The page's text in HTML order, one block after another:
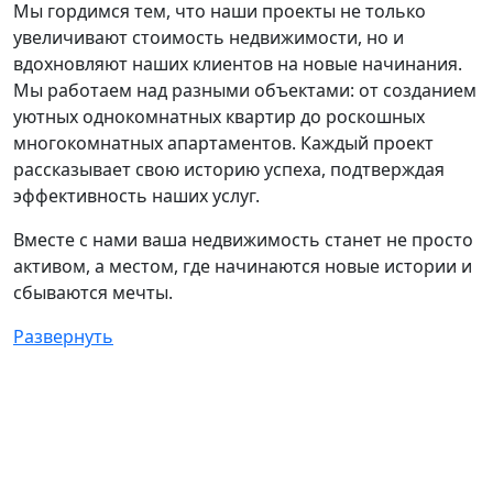
Мы гордимся тем, что наши проекты не только
увеличивают стоимость недвижимости, но и
вдохновляют наших клиентов на новые начинания.
Мы работаем над разными объектами: от созданием
уютных однокомнатных квартир до роскошных
многокомнатных апартаментов. Каждый проект
рассказывает свою историю успеха, подтверждая
эффективность наших услуг.
Вместе с нами ваша недвижимость станет не просто
активом, а местом, где начинаются новые истории и
сбываются мечты.
Развернуть